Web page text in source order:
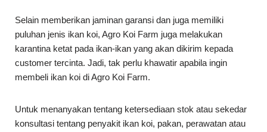
Selain memberikan jaminan garansi dan juga memiliki
puluhan jenis ikan koi, Agro Koi Farm juga melakukan
karantina ketat pada ikan-ikan yang akan dikirim kepada
customer tercinta. Jadi, tak perlu khawatir apabila ingin
membeli ikan koi di Agro Koi Farm.
Untuk menanyakan tentang ketersediaan stok atau sekedar
konsultasi tentang penyakit ikan koi, pakan, perawatan atau